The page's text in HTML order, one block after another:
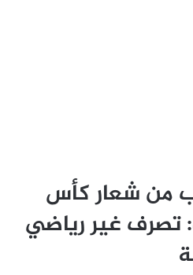
من شعار كأس
تصرف غير رياضي